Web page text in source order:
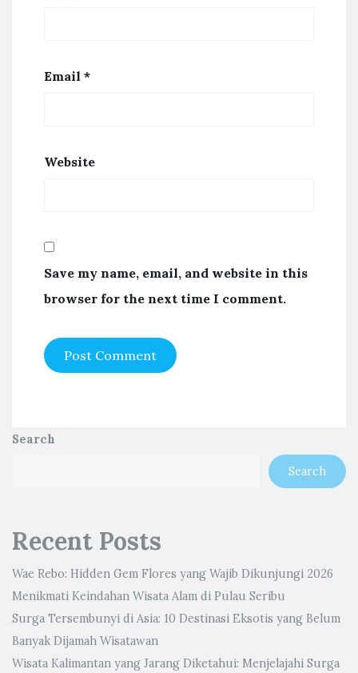
Email *
Website
Save my name, email, and website in this
browser for the next time I comment.
Search
Search
Recent Posts
Wae Rebo: Hidden Gem Flores yang Wajib Dikunjungi 2026
Menikmati Keindahan Wisata Alam di Pulau Seribu
Surga Tersembunyi di Asia: 10 Destinasi Eksotis yang Belum
Banyak Dijamah Wisatawan
Wisata Kalimantan yang Jarang Diketahui: Menjelajahi Surga